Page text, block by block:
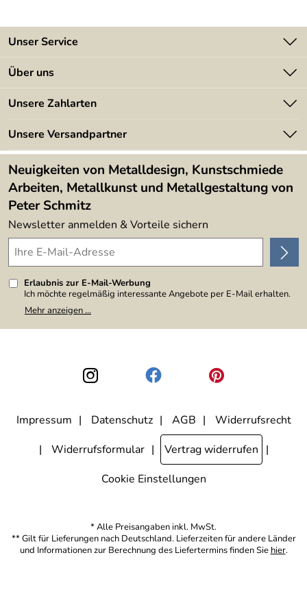
Unser Service
Kontakt
Kundeninformationen
Newsletter
Lieferbedingungen
Über uns
Angebote
Kundenbewertungen (394)
4,9/5
Unsere Zahlarten
Unsere Versandpartner
Neuigkeiten von Metalldesign, Kunstschmiede
Arbeiten, Metallkunst und Metallgestaltung von
Peter Schmitz
Newsletter anmelden & Vorteile sichern
Erlaubnis zur E-Mail-Werbung
Ich möchte regelmäßig interessante Angebote per E-Mail erhalten.
Meine E-Mail-Adresse wird nicht an andere Unternehmen
weitergegeben. Zu statistischen Zwecken wird in anonymer Form
den Link "Abmelden" am Ende des Newsletters anklicke. Die
Datenschutzerklärung
habe ich zur Kenntnis genommen.
Mehr anzeigen ...
Impressum Datenschutz AGB
Widerrufsrecht
Widerrufsformular
Vertrag widerrufen
Cookie Einstellungen
* Alle Preisangaben inkl. MwSt.
** Gilt für Lieferungen nach Deutschland. Lieferzeiten für andere Länder
und Informationen zur Berechnung des Liefertermins finden Sie hier.